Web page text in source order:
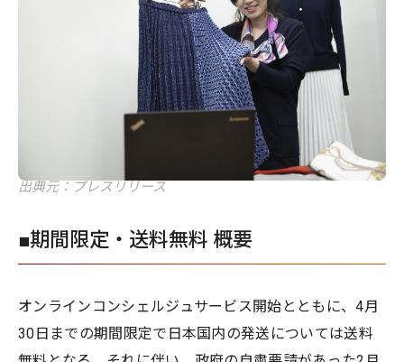
出典元：プレスリリース
■期間限定・送料無料 概要
オンラインコンシェルジュサービス開始とともに、4月
30日までの期間限定で日本国内の発送については送料